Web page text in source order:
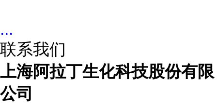
...
联系我们
上海阿拉丁生化科技股份有限
公司